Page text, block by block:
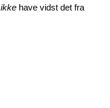
ikkehave vidst det fra